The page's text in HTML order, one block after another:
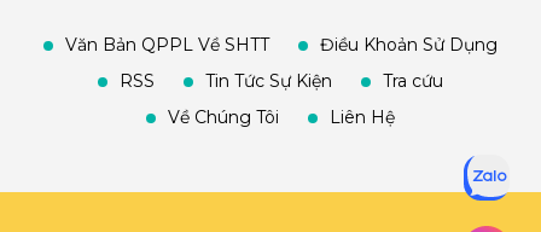
Văn Bản QPPL Về SHTT
Điều Khoản Sử Dụng
RSS
Tin Tức Sự Kiện
Tra cứu
Về Chúng Tôi
Liên Hệ